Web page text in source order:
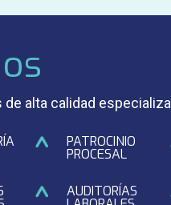
alta calidad
PATROCINIO
PROCESAL
AUDITORÍAS